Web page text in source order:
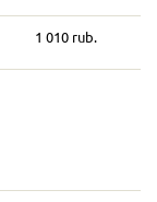
1 010 rub.